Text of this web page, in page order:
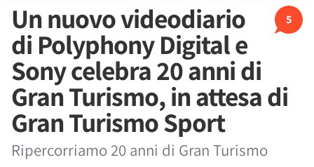
5
Un nuovo videodiario
di Polyphony Digital e
Sony celebra 20 anni di
Gran Turismo, in attesa di
Gran Turismo Sport
Ripercorriamo 20 anni di Gran Turismo